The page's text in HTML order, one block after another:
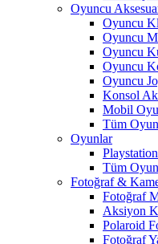
Oyuncu
Oyuncu
Oyuncu
Oyuncu
Oyuncu
Oyuncu
Konsol
Mobil
Tüm
Oyunlar
Tüm
Fotoğraf &
Fotoğraf
Aksiyon
Polaroid
Fotoğraf